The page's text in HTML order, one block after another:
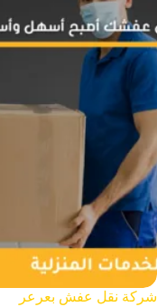
شركة نقل عفش بعرعر